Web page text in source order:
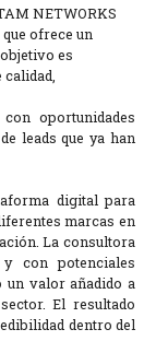
NETWORKS
ofrece un
es
oportunidades
leads que ya han
digital para
marcas en
La consultora
con potenciales
un valor añadido a
El resultado
dentro del